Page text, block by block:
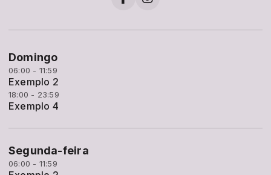
Domingo
06:00 - 11:59
Exemplo 2
18:00 - 23:59
Exemplo 4
Segunda-feira
06:00 - 11:59